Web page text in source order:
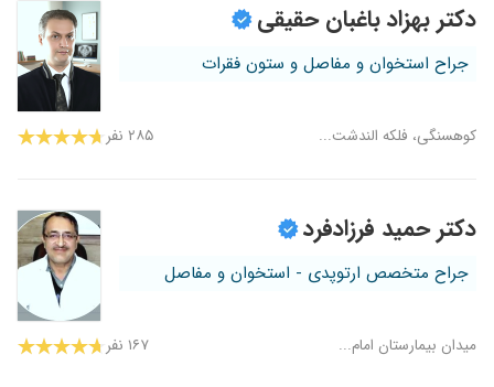
دکتر بهزاد باغبان حقیقی
جراح استخوان و مفاصل و ستون فقرات
کوهسنگی، فلکه الندشت... ۲۸۵ نفر
دکتر حمید فرزادفرد
جراح متخصص ارتوپدی - استخوان و مفاصل
میدان بیمارستان امام... ۱۶۷ نفر